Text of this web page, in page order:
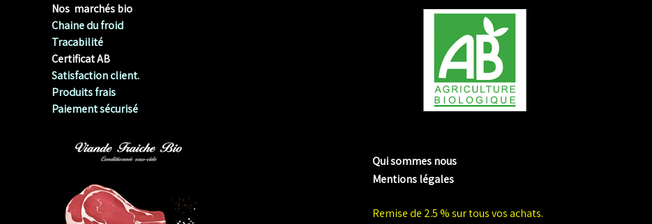
Nos marchés bio
Chaine du froid
Tracabilité
Certificat AB
Satisfaction client.
Produits frais
Paiement sécurisé
Qui sommes nous
Mentions légales
Remise de 2.5 % sur tous vos achats.